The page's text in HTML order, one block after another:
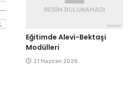
Eğitimde Alevi-Bektaşi
Modülleri
21 Haziran 2026